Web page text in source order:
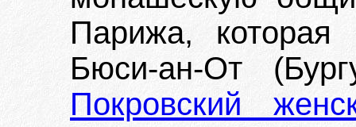
Парижа,
Бюси-ан-От
Покровский